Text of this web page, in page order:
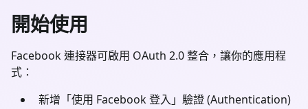
開始使用
Facebook 連接器可啟用 OAuth 2.0 整合，讓你的應用程
式：
新增「使用 Facebook 登入」驗證 (Authentication)